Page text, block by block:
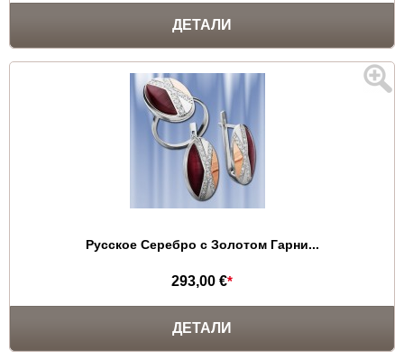
ДЕТАЛИ
Русское Серебро с Золотом Гарни...
293,00 €*
ДЕТАЛИ